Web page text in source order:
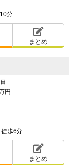
分
まとめ
円
徒歩6分
まとめ